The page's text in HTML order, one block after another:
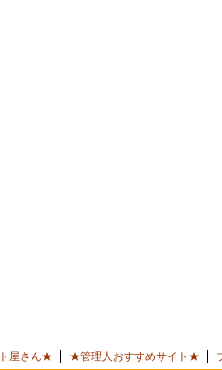
屋さん★ ★管理人おすすめサイト★